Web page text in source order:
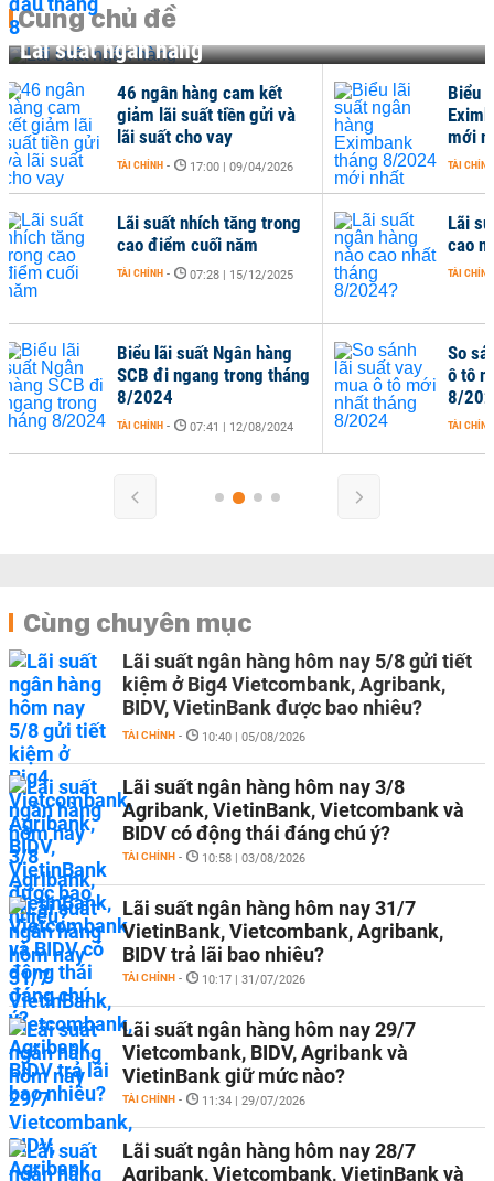
Cùng chủ đề
Lãi suất ngân hàng
Biểu lãi suất ngân hàng
Eximbank tháng 8/2024
mới nhất
TÀI CHÍNH - 10:18 | 13/08/2024
Lãi suất ngân hàng nào
cao nhất tháng 8/2024?
TÀI CHÍNH - 10:34 | 12/08/2024
So sánh lãi suất vay mua
ô tô mới nhất tháng
8/2024
TÀI CHÍNH - 15:47 | 11/08/2024
Cùng chuyên mục
Lãi suất ngân hàng hôm nay 5/8 gửi tiết
kiệm ở Big4 Vietcombank, Agribank,
BIDV, VietinBank được bao nhiêu?
TÀI CHÍNH - 10:40 | 05/08/2026
Lãi suất ngân hàng hôm nay 3/8
Agribank, VietinBank, Vietcombank và
BIDV có động thái đáng chú ý?
TÀI CHÍNH - 10:58 | 03/08/2026
Lãi suất ngân hàng hôm nay 31/7
VietinBank, Vietcombank, Agribank,
BIDV trả lãi bao nhiêu?
TÀI CHÍNH - 10:17 | 31/07/2026
Lãi suất ngân hàng hôm nay 29/7
Vietcombank, BIDV, Agribank và
VietinBank giữ mức nào?
TÀI CHÍNH - 11:34 | 29/07/2026
Lãi suất ngân hàng hôm nay 28/7
Agribank, Vietcombank, VietinBank và